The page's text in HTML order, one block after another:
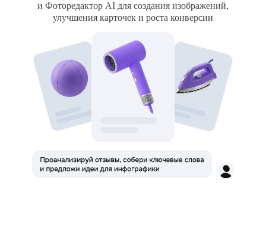
и Фоторедактор AI для создания изображений,
улучшения карточек и роста конверсии